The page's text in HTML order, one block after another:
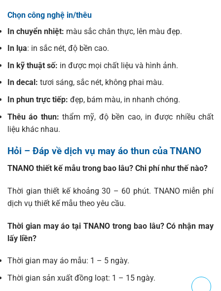
Chọn công nghệ in/thêu
In chuyển nhiệt: màu sắc chân thực, lên màu đẹp.
In lụa: in sắc nét, độ bền cao.
In kỹ thuật số: in được mọi chất liệu và hình ảnh.
In decal: tươi sáng, sắc nét, không phai màu.
In phun trực tiếp: đẹp, bám màu, in nhanh chóng.
Thêu áo thun: thẩm mỹ, độ bền cao, in được nhiều chất
liệu khác nhau.
Hỏi – Đáp về dịch vụ may áo thun của TNANO
TNANO thiết kế mẫu trong bao lâu? Chi phí như thế nào?
Thời gian thiết kế khoảng 30 – 60 phút. TNANO miễn phí
dịch vụ thiết kế mẫu theo yêu cầu.
Thời gian may áo tại TNANO trong bao lâu? Có nhận may
lấy liền?
Thời gian may áo mẫu: 1 – 5 ngày.
Thời gian sản xuất đồng loạt: 1 – 15 ngày.